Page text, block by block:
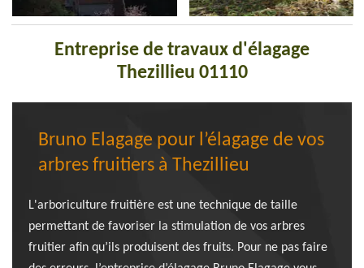
Entreprise de travaux d'élagage
Thezillieu 01110
Bruno Elagage pour l’élagage de vos
arbres fruitiers à Thezillieu
L'arboriculture fruitière est une technique de taille
permettant de favoriser la stimulation de vos arbres
fruitier afin qu’ils produisent des fruits. Pour ne pas faire